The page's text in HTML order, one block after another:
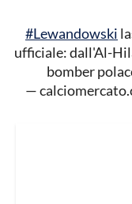
#Lewandowski
ufficiale: dall'Al-
bomber
—